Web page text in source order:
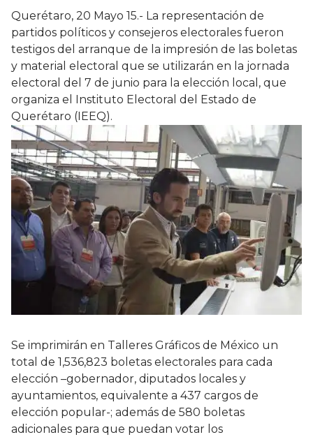
Querétaro, 20 Mayo 15.- La representación de
partidos políticos y consejeros electorales fueron
testigos del arranque de la impresión de las boletas
y material electoral que se utilizarán en la jornada
electoral del 7 de junio para la elección local, que
organiza el Instituto Electoral del Estado de
Querétaro (IEEQ).
Se imprimirán en Talleres Gráficos de México un
total de 1,536,823 boletas electorales para cada
elección –gobernador, diputados locales y
ayuntamientos, equivalente a 437 cargos de
elección popular-; además de 580 boletas
adicionales para que puedan votar los